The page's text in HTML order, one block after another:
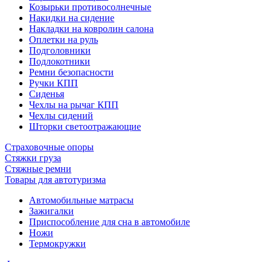
Козырьки противосолнечные
Накидки на сидение
Накладки на ковролин салона
Оплетки на руль
Подголовники
Подлокотники
Ремни безопасности
Ручки КПП
Сиденья
Чехлы на рычаг КПП
Чехлы сидений
Шторки светоотражающие
Страховочные опоры
Стяжки груза
Стяжные ремни
Товары для автотуризма
Автомобильные матрасы
Зажигалки
Приспособление для сна в автомобиле
Ножи
Термокружки